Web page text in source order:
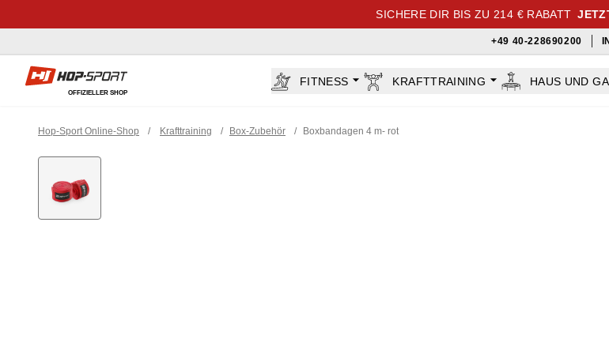
SICHERE DIR BIS ZU 214 € RABATT
+49 40-228690200
Hop-sport.at
OFFIZIELLER SHOP
FITNESS KRAFTTRAINING HAUS UND
Hop-Sport Online-Shop / Krafttraining / Box-Zubehör / Boxbandagen 4 m- rot